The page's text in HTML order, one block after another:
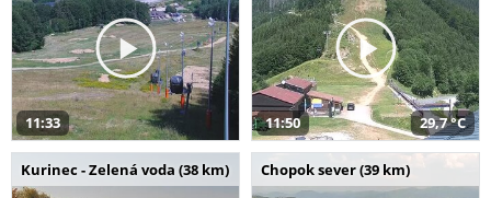
11:33 11:50 29,7 °C
Kurinec - Zelená voda (38 km) Chopok sever (39 km)